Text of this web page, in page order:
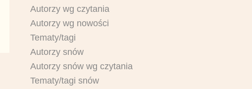
Autorzy wg czytania
Autorzy wg nowości
Tematy/tagi
Autorzy snów
Autorzy snów wg czytania
Tematy/tagi snów